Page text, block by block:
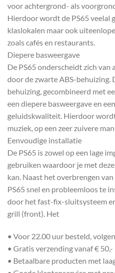
voor achtergrond- als
Hierdoor wordt de PS65 veelal
klaslokalen maar ook
zoals cafés en restaurants.
Diepere basweergave
De PS65 onderscheidt zich
door de zwarte ABS-behuizing.
behuizing, gecombineerd met
een diepere basweergave en
geluidskwaliteit. Hierdoor
muziek, op een zeer zuivere
Eenvoudige installatie
De PS65 is zowel op een lage
gebruiken waardoor je met
kan. Naast het overbrengen
PS65 snel en probleemloos te
door het fast-fix-sluitsysteem
grill (front). Het
• Voor 22.00 uur besteld,
• Gratis verzending vanaf € 50,-
• Betaalbare producten met